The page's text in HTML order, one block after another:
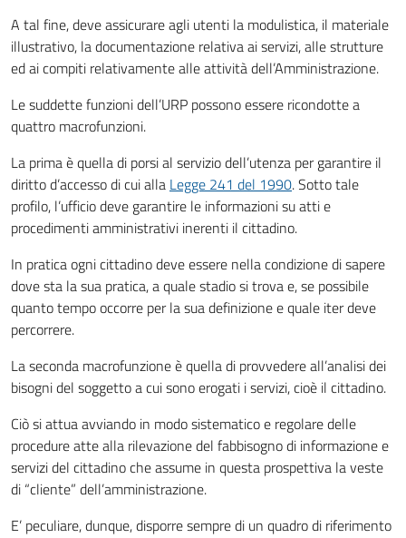
A tal fine, deve assicurare agli utenti la modulistica, il materiale
illustrativo, la documentazione relativa ai servizi, alle strutture
ed ai compiti relativamente alle attività dell’Amministrazione.
Le suddette funzioni dell’URP possono essere ricondotte a
quattro macrofunzioni.
La prima è quella di porsi al servizio dell’utenza per garantire il
diritto d’accesso di cui alla Legge 241 del 1990. Sotto tale
profilo, l’ufficio deve garantire le informazioni su atti e
procedimenti amministrativi inerenti il cittadino.
In pratica ogni cittadino deve essere nella condizione di sapere
dove sta la sua pratica, a quale stadio si trova e, se possibile
quanto tempo occorre per la sua definizione e quale iter deve
percorrere.
La seconda macrofunzione è quella di provvedere all’analisi dei
bisogni del soggetto a cui sono erogati i servizi, cioè il cittadino.
Ciò si attua avviando in modo sistematico e regolare delle
procedure atte alla rilevazione del fabbisogno di informazione e
servizi del cittadino che assume in questa prospettiva la veste
di “cliente” dell’amministrazione.
E’ peculiare, dunque, disporre sempre di un quadro di riferimento